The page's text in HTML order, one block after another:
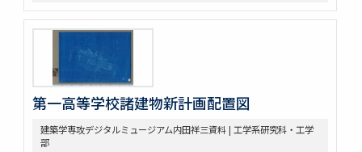
第一高等学校諸建物新計画配置図
建築学専攻デジタルミュージアム内田祥三資料 | 工学系研究科・工学
部